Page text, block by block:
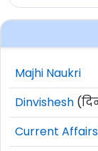
Majhi Naukri
Dinvishesh
Current